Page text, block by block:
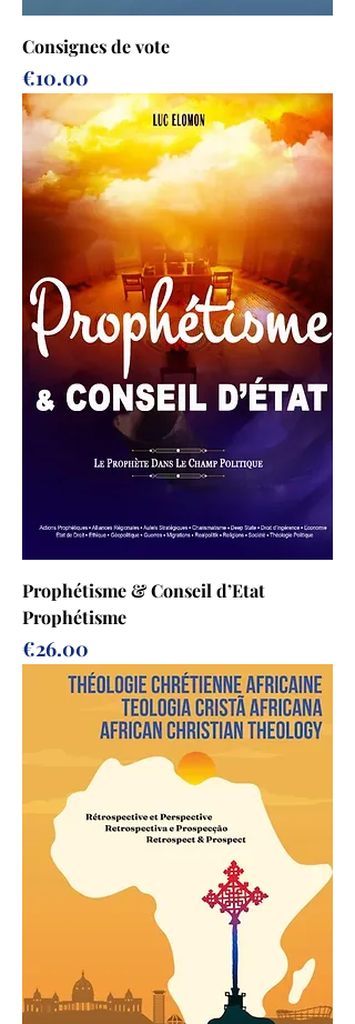
Consignes de vote
Prix
€10.00
Prophétisme & Conseil d’Etat
Prophétisme
Prix
€26.00